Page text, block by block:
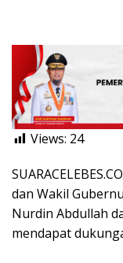
Views: 24
dan Wakil
Nurdin Abdullah
mendapat